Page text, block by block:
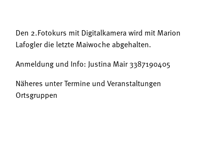
Den 2.Fotokurs mit Digitalkamera wird mit Marion
Lafogler die letzte Maiwoche abgehalten.
Anmeldung und Info: Justina Mair 3387190405
Näheres unter Termine und Veranstaltungen
Ortsgruppen